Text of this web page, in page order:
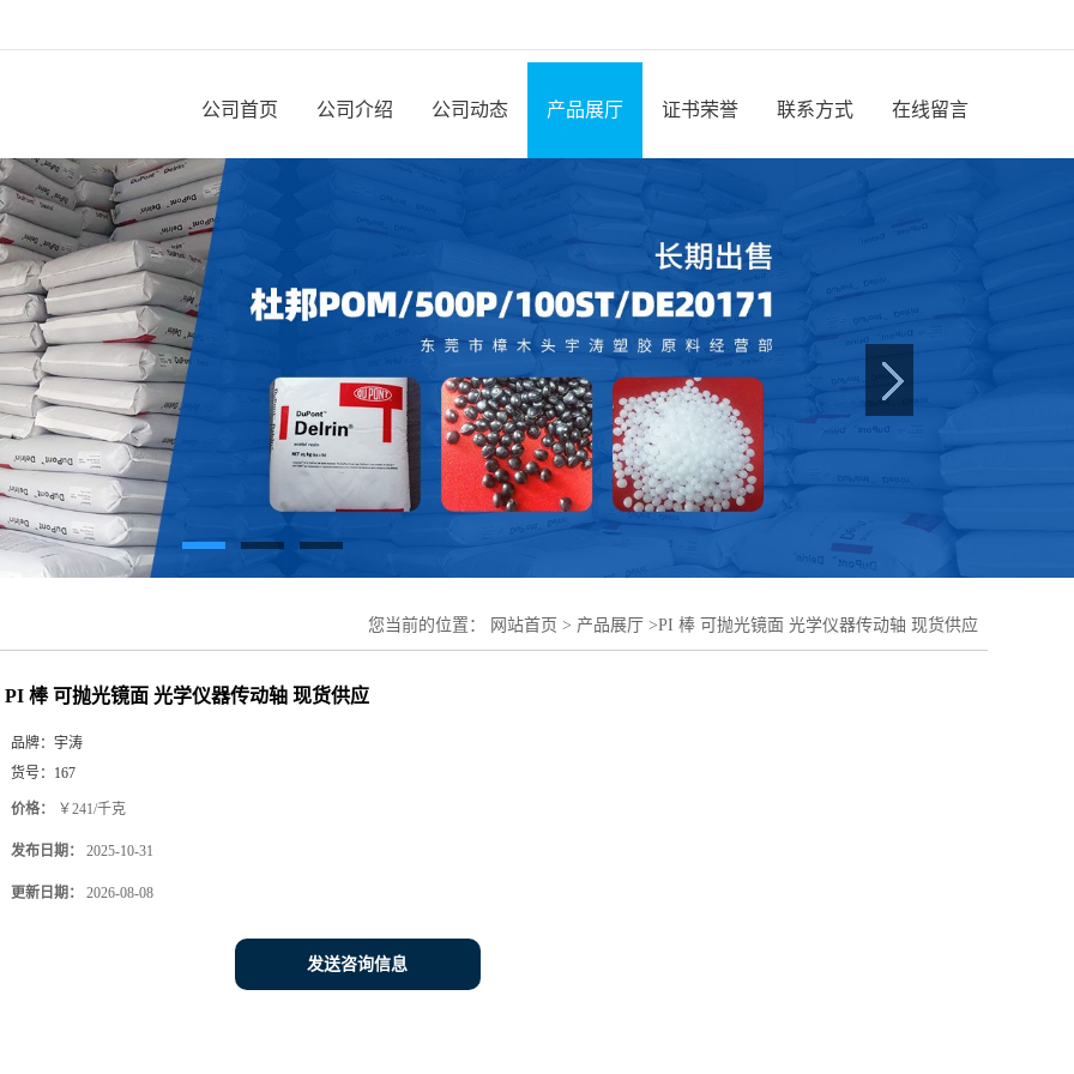
公司首页 公司介绍 公司动态 产品展厅 证书荣誉 联系方式 在线留言
您当前的位置： 网站首页 > 产品展厅 >PI 棒 可抛光镜面 光学仪器传动轴 现货供应
PI 棒 可抛光镜面 光学仪器传动轴 现货供应
品牌： 宇涛
货号： 167
价格： ￥241/千克
发布日期： 2025-10-31
更新日期： 2026-08-08
发送咨询信息